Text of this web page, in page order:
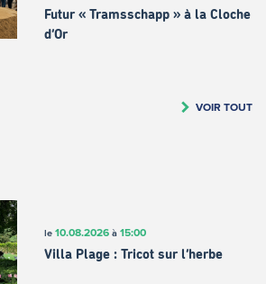
Futur « Tramsschapp » à la Cloche
d’Or
VOIR TOUT
le 10.08.2026à 15:00
Villa Plage : Tricot sur l’herbe